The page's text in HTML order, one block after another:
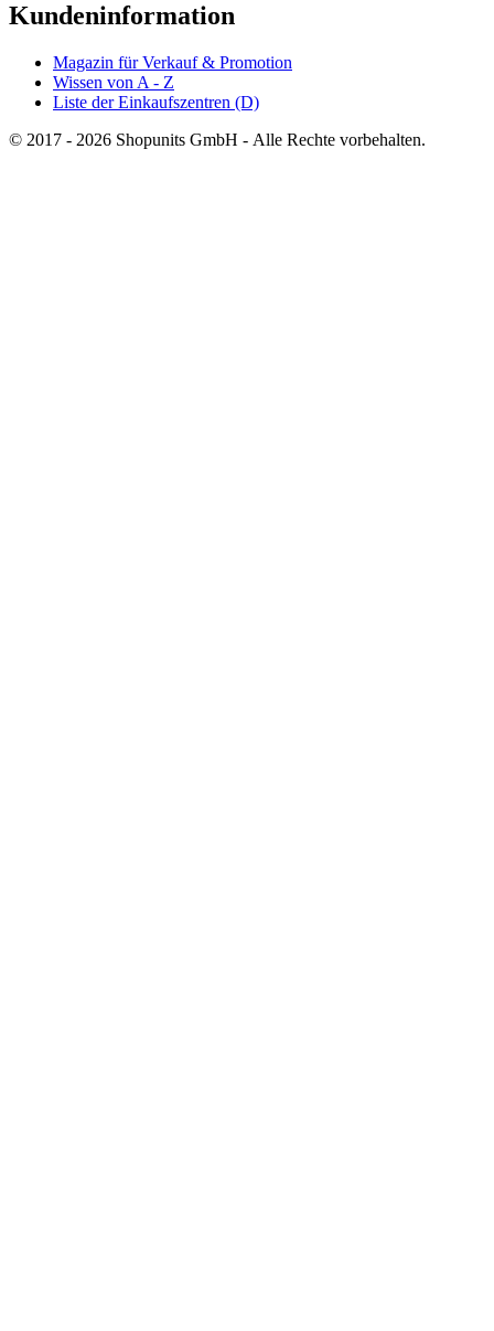
Kundeninformation
Magazin für Verkauf & Promotion
Wissen von A - Z
Liste der Einkaufszentren (D)
© 2017 - 2026 Shopunits GmbH - Alle Rechte vorbehalten.